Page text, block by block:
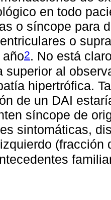
en todo
o síncope para
o
2. No está
superior al
hipertrófica.
de un DAI
síncope de
sintomáticas,
(fracción